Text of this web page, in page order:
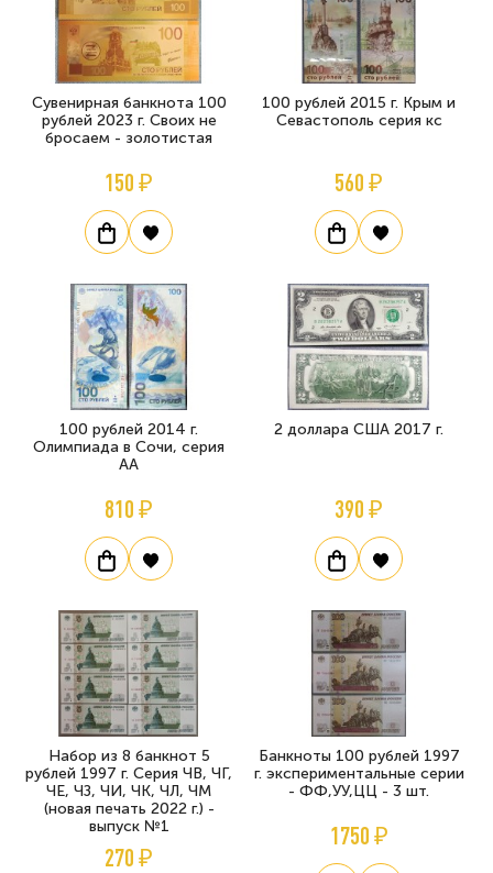
Сувенирная банкнота 100
рублей 2023 г. Своих не
бросаем - золотистая
150 ₽
100 рублей 2015 г. Крым и
Севастополь серия кс
560 ₽
100 рублей 2014 г.
Олимпиада в Сочи, серия
АА
810 ₽
2 доллара США 2017 г.
390 ₽
Набор из 8 банкнот 5
рублей 1997 г. Серия ЧВ, ЧГ,
ЧЕ, ЧЗ, ЧИ, ЧК, ЧЛ, ЧМ
(новая печать 2022 г.) -
выпуск №1
270 ₽
Банкноты 100 рублей 1997
г. экспериментальные серии
- ФФ,УУ,ЦЦ - 3 шт.
1750 ₽